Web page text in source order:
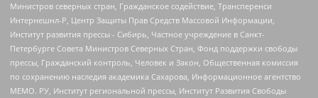
Министров северных стран, Гражданское содействие, Трансперенси
Интернешнл-Р, Центр Защиты Прав Средств Массовой Информации,
Институт развития прессы - Сибирь, Частное учреждение в Санкт-
Петербурге Совета Министров Северных Стран, Фонд поддержки свободы
прессы, Гражданский контроль, Человек и Закон, Общественная комиссия
по сохранению наследия академика Сахарова, Информационное агентство
МЕМО. РУ, Институт региональной прессы, Институт Развития Свободы